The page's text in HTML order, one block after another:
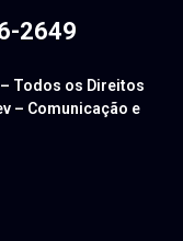
2649
Todos os Direitos
– Comunicação e